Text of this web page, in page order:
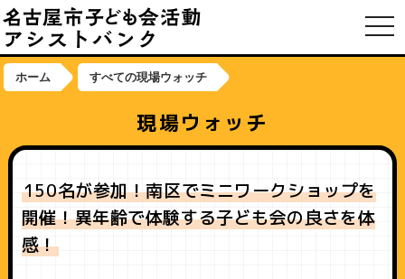
ホーム すべての現場ウォッチ
現場ウォッチ
150名が参加！南区でミニワークショップを
開催！異年齢で体験する子ども会の良さを体
感！